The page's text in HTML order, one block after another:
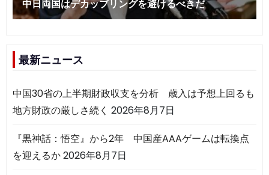
最新ニュース
中国30省の上半期財政収支を分析 歳入は予想上回るも
地方財政の厳しさ続く 2026年8月7日
『黒神話：悟空』から2年 中国産AAAゲームは転換点
を迎えるか2026年8月7日